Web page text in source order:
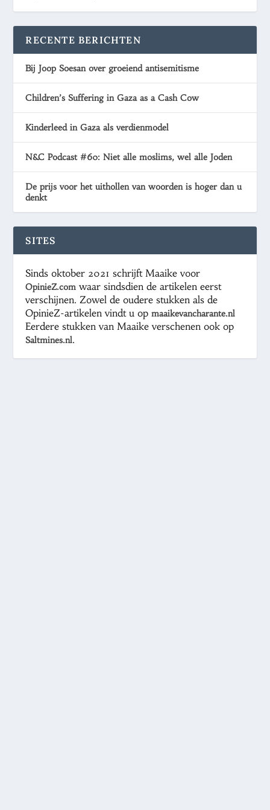
RECENTE BERICHTEN
Bij Joop Soesan over groeiend antisemitisme
Children’s Suffering in Gaza as a Cash Cow
Kinderleed in Gaza als verdienmodel
N&C Podcast #60: Niet alle moslims, wel alle Joden
De prijs voor het uithollen van woorden is hoger dan u
denkt
SITES
Sinds oktober 2021 schrijft Maaike voor
OpinieZ.com waar sindsdien de artikelen eerst
verschijnen. Zowel de oudere stukken als de
OpinieZ-artikelen vindt u opmaaikevancharante.nl
Eerdere stukken van Maaike verschenen ook op
Saltmines.nl.